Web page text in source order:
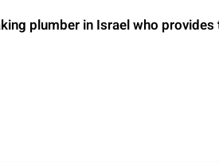
plumber in Israel who